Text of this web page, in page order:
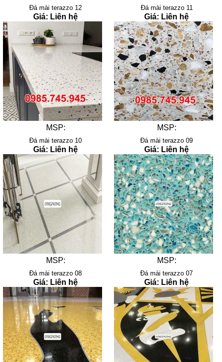
Đá mài terazzo 12
Giá: Liên hệ
Đá mài terazzo 11
Giá: Liên hệ
MSP:
Đá mài terazzo 10
Giá: Liên hệ
MSP:
Đá mài terazzo 09
Giá: Liên hệ
MSP:
Đá mài terazzo 08
Giá: Liên hệ
MSP:
Đá mài terazzo 07
Giá: Liên hệ